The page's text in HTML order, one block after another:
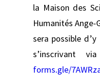
la Maison des
Humanités Ange-
sera possible
s’inscrivant
forms.gle/